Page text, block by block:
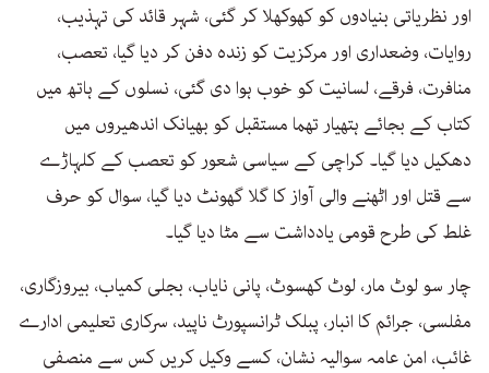
اور نظریاتی بنیادوں کو کھوکھلا کر گئی، شہر قائد کی تہذیب،
روایات، وضعداری اور مرکزیت کو زندہ دفن کر دیا گیا، تعصب،
منافرت، فرقے، لسانیت کو خوب ہوا دی گئی، نسلوں کے ہاتھ میں
کتاب کے بجائے ہتھیار تھما مستقبل کو بھیانک اندھیروں میں
دھکیل دیا گیا۔ کراچی کے سیاسی شعور کو تعصب کے کلہاڑے
سے قتل اور اٹھنے والی آواز کا گلا گھونٹ دیا گیا، سوال کو حرف
غلط کی طرح قومی یادداشت سے مٹا دیا گیا۔
چار سو لوٹ مار، لوٹ کھسوٹ، پانی نایاب، بجلی کمیاب، بیروزگاری،
مفلسی، جرائم کا انبار، پبلک ٹرانسپورٹ ناپید، سرکاری تعلیمی ادارے
غائب، امن عامہ سوالیہ نشان، کسے وکیل کریں کس سے منصفی